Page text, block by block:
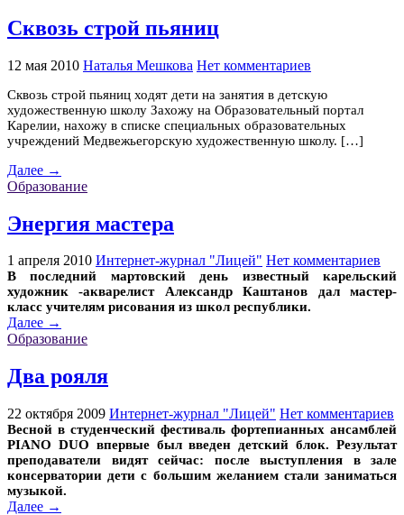
Сквозь строй пьяниц
12 мая 2010 Наталья Мешкова Нет комментариев
Сквозь строй пьяниц ходят дети на занятия в детскую
художественную школу Захожу на Образовательный портал
Карелии, нахожу в списке специальных образовательных
учреждений Медвежьегорскую художественную школу. […]
Далее →
Образование
Энергия мастера
1 апреля 2010 Интернет-журнал "Лицей" Нет комментариев
В последний мартовский день известный карельский
художник -акварелист Александр Каштанов дал мастер-
класс учителям рисования из школ республики.
Далее →
Образование
Два рояля
22 октября 2009 Интернет-журнал "Лицей" Нет комментариев
Весной в студенческий фестиваль фортепианных ансамблей
PIANO DUO впервые был введен детский блок. Результат
преподаватели видят сейчас: после выступления в зале
консерватории дети с большим желанием стали заниматься
музыкой.
Далее →